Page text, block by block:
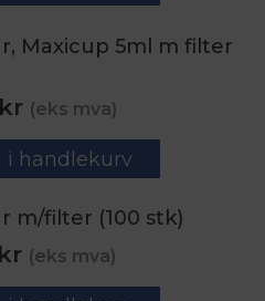
Maxicup 5ml m filter
kr (eks mva)
i handlekurv
m/filter (100 stk)
kr (eks mva)